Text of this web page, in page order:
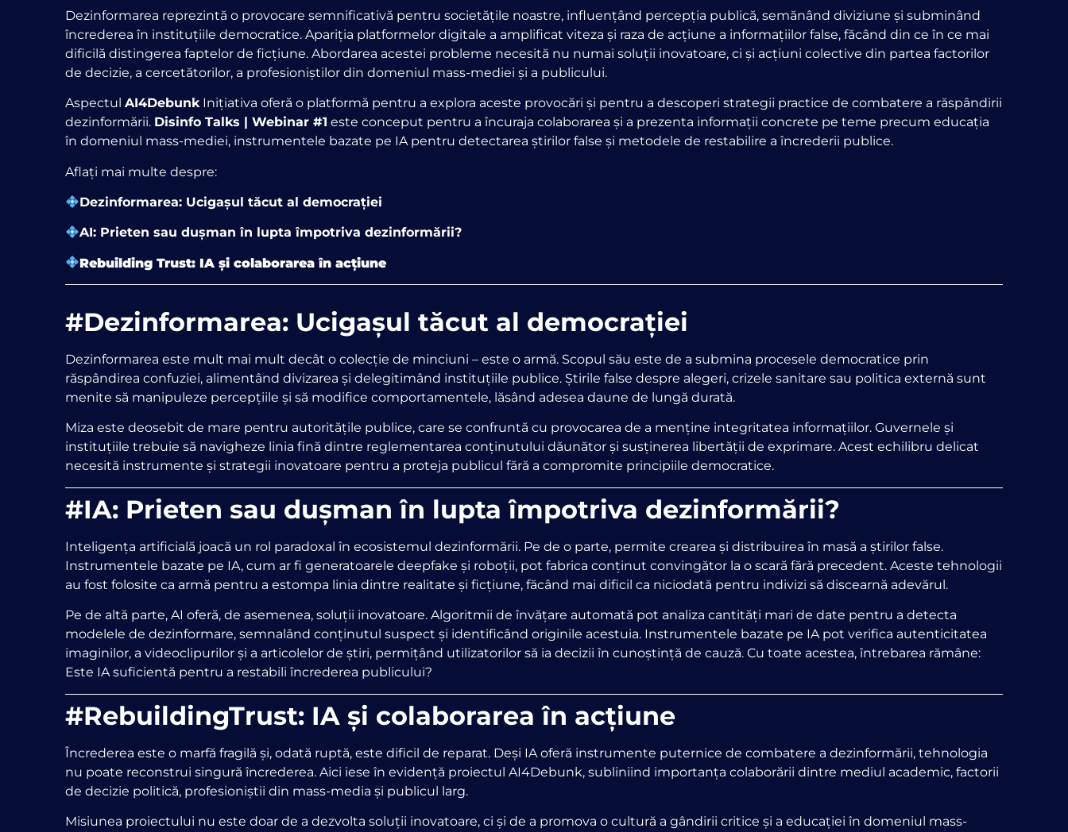
Dezinformarea reprezintă o provocare semnificativă pentru societățile noastre, influențând percepția publică, semănând diviziune și subminând
încrederea în instituțiile democratice. Apariția platformelor digitale a amplificat viteza și raza de acțiune a informațiilor false, făcând din ce în ce mai
dificilă distingerea faptelor de ficțiune. Abordarea acestei probleme necesită nu numai soluții inovatoare, ci și acțiuni colective din partea factorilor
de decizie, a cercetătorilor, a profesioniștilor din domeniul mass-mediei și a publicului.
Aspectul AI4DebunkInițiativa oferă o platformă pentru a explora aceste provocări și pentru a descoperi strategii practice de combatere a răspândirii
dezinformării. Disinfo Talks | Webinar #1 este conceput pentru a încuraja colaborarea și a prezenta informații concrete pe teme precum educația
în domeniul mass-mediei, instrumentele bazate pe IA pentru detectarea știrilor false și metodele de restabilire a încrederii publice.
Aflați mai multe despre:
Dezinformarea: Ucigașul tăcut al democrației
AI: Prieten sau dușman în lupta împotriva dezinformării?
Rebuilding Trust: IA și colaborarea în acțiune
#Dezinformarea: Ucigașul tăcut al democrației
Dezinformarea este mult mai mult decât o colecție de minciuni – este o armă. Scopul său este de a submina procesele democratice prin
răspândirea confuziei, alimentând divizarea și delegitimând instituțiile publice. Știrile false despre alegeri, crizele sanitare sau politica externă sunt
menite să manipuleze percepțiile și să modifice comportamentele, lăsând adesea daune de lungă durată.
Miza este deosebit de mare pentru autoritățile publice, care se confruntă cu provocarea de a menține integritatea informațiilor. Guvernele și
instituțiile trebuie să navigheze linia fină dintre reglementarea conținutului dăunător și susținerea libertății de exprimare. Acest echilibru delicat
necesită instrumente și strategii inovatoare pentru a proteja publicul fără a compromite principiile democratice.
#IA: Prieten sau dușman în lupta împotriva dezinformării?
Inteligența artificială joacă un rol paradoxal în ecosistemul dezinformării. Pe de o parte, permite crearea și distribuirea în masă a știrilor false.
Instrumentele bazate pe IA, cum ar fi generatoarele deepfake și roboții, pot fabrica conținut convingător la o scară fără precedent. Aceste tehnologii
au fost folosite ca armă pentru a estompa linia dintre realitate și ficțiune, făcând mai dificil ca niciodată pentru indivizi să discearnă adevărul.
Pe de altă parte, AI oferă, de asemenea, soluții inovatoare. Algoritmii de învățare automată pot analiza cantități mari de date pentru a detecta
modelele de dezinformare, semnalând conținutul suspect și identificând originile acestuia. Instrumentele bazate pe IA pot verifica autenticitatea
imaginilor, a videoclipurilor și a articolelor de știri, permițând utilizatorilor să ia decizii în cunoștință de cauză. Cu toate acestea, întrebarea rămâne:
Este IA suficientă pentru a restabili încrederea publicului?
#RebuildingTrust: IA și colaborarea în acțiune
Încrederea este o marfă fragilă și, odată ruptă, este dificil de reparat. Deși IA oferă instrumente puternice de combatere a dezinformării, tehnologia
nu poate reconstrui singură încrederea. Aici iese în evidență proiectul AI4Debunk, subliniind importanța colaborării dintre mediul academic, factorii
de decizie politică, profesioniștii din mass-media și publicul larg.
Misiunea proiectului nu este doar de a dezvolta soluții inovatoare, ci și de a promova o cultură a gândirii critice și a educației în domeniul mass-